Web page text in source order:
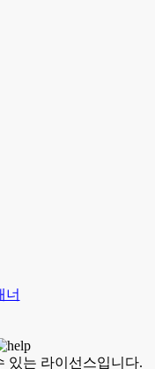
있는 라이선스입니다.